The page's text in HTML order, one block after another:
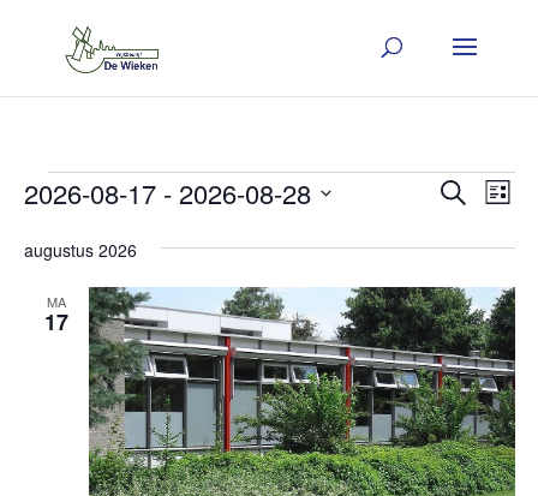
Evenementen Zoeken
Lijst
2026-08-17 - 2026-08-28
datum.
augustus 2026
MA
17